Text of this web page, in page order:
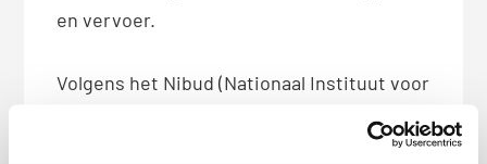
en vervoer.
Volgens het Nibud (Nationaal Instituut voor
Budgetvoorlichting) is het verstandig om
genoeg contant geld in huis te hebben om